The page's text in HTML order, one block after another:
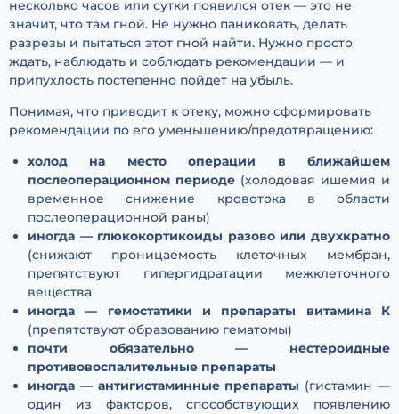
несколько часов или сутки появился отек — это не
значит, что там гной. Не нужно паниковать, делать
разрезы и пытаться этот гной найти. Нужно просто
ждать, наблюдать и соблюдать рекомендации — и
припухлость постепенно пойдет на убыль.
Понимая, что приводит к отеку, можно сформировать
рекомендации по его уменьшению/предотвращению:
холод на место операции в ближайшем
послеоперационном периоде (холодовая ишемия и
временное снижение кровотока в области
послеоперационной раны)
иногда — глюкокортикоиды разово или двухкратно
(снижают проницаемость клеточных мембран,
препятствуют гипергидратации межклеточного
вещества
иногда — гемостатики и препараты витамина К
(препятствуют образованию гематомы)
почти обязательно — нестероидные
противовоспалительные препараты
иногда — антигистаминные препараты (гистамин —
один из факторов, способствующих появлению